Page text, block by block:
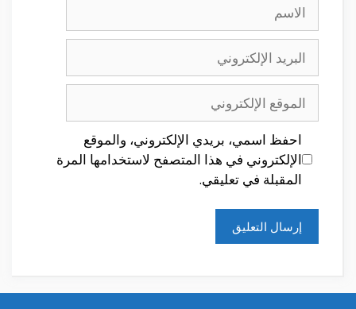
الإلكتروني
الإلكتروني
احفظ اسمي، بريدي الإلكتروني، والموقع
الإلكتروني في هذا المتصفح لاستخدامها المرة
المقبلة في تعليقي.